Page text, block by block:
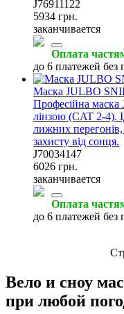
J76911122
5934 грн.
заканчивается
Оплата
до 6 платежей без
Маска JULBO
Професійна
лінзою (CAT 2-4).
лижних
захисту від сонця.
J70034147
6026 грн.
заканчивается
Оплата
до 6 платежей без
Вело и сноу
при любой